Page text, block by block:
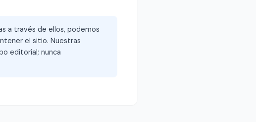
a través de ellos, podemos
el sitio. Nuestras
editorial; nunca